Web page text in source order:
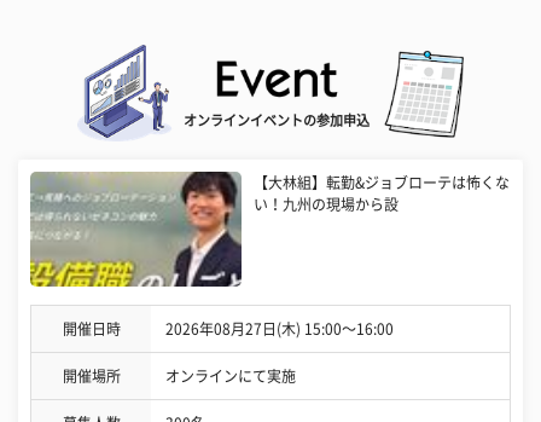
オンラインイベントの参加申込
【大林組】転勤&ジョブローテは怖くな
い！九州の現場から設
開催日時 2026年08月27日(木) 15:00〜16:00
開催場所 オンラインにて実施